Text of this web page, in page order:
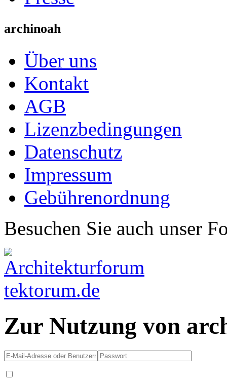
archinoah
Über uns
Kontakt
AGB
Lizenzbedingungen
Datenschutz
Impressum
Gebührenordnung
Besuchen Sie auch unser
Zur Nutzung von